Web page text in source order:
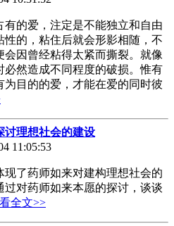
有的爱，注定是不能独立和自由
性的，粘住后就会形影相随，不
会因曾经粘得太紧而撕裂。就像
必然造成不同程度的破损。惟有
为目的的爱，才能在爱的同时彼
讨理想社会的建设
11:05:53
现了药师如来对建构理想社会的
过对药师如来本愿的探讨，谈谈
全文>>